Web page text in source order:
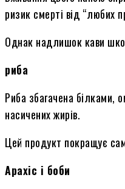
ризик смерті від “любих
Однак надлишок кави
риба
Риба збагачена білками,
насичених жирів.
Цей продукт покращує
Арахіс і боби